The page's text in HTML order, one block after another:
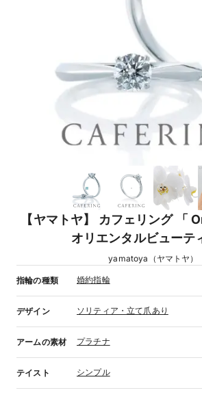
【ヤマトヤ】 カフェリング 「
オリエンタルビューテ
yamatoya（ヤマトヤ）
指輪の種類 婚約指輪
デザイン ソリティア・立て爪あり
アームの素材 プラチナ
テイスト シンプル